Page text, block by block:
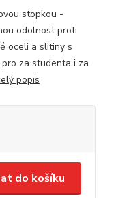
stopkou -
odolnost proti
oceli a slitiny s
za studenta i za
popis
do košíku